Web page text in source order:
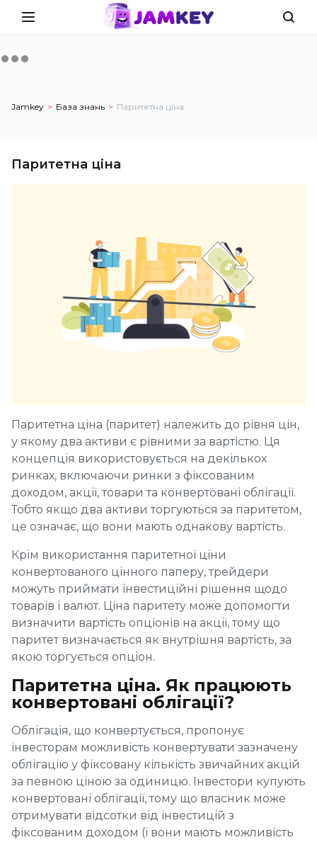
Jamkey База знань Паритетна ціна
Паритетна ціна
Паритетна ціна (паритет) належить до рівня цін,
у якому два активи є рівними за вартістю. Ця
концепція використовується на декількох
ринках, включаючи ринки з фіксованим
доходом, акції, товари та конвертовані облігації.
Тобто якщо два активи торгуються за паритетом,
це означає, що вони мають однакову вартість.
Крім використання паритетної ціни
конвертованого цінного паперу, трейдери
можуть приймати інвестиційні рішення щодо
товарів і валют. Ціна паритету може допомогти
визначити вартість опціонів на акції, тому що
паритет визначається як внутрішня вартість, за
якою торгується опціон.
Паритетна ціна. Як працюють
конвертовані облігації?
Облігація, що конвертується, пропонує
інвесторам можливість конвертувати зазначену
облігацію у фіксовану кількість звичайних акцій
за певною ціною за одиницю. Інвестори купують
конвертовані облігації, тому що власник може
отримувати відсотки від інвестицій з
фіксованим доходом (і вони мають можливість